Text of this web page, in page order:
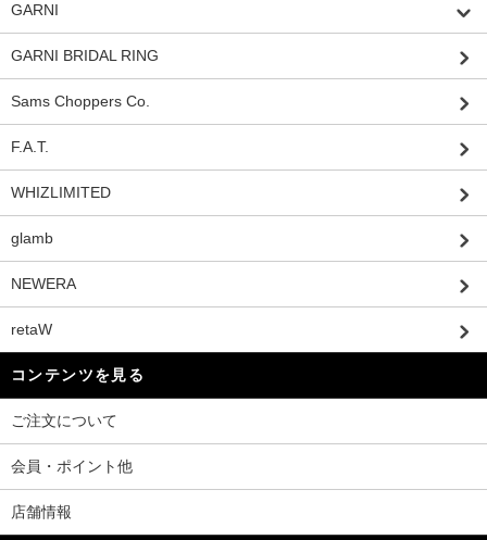
GARNI
GARNI BRIDAL RING
Sams Choppers Co.
F.A.T.
WHIZLIMITED
glamb
NEWERA
retaW
コンテンツを見る
ご注文について
会員・ポイント他
店舗情報